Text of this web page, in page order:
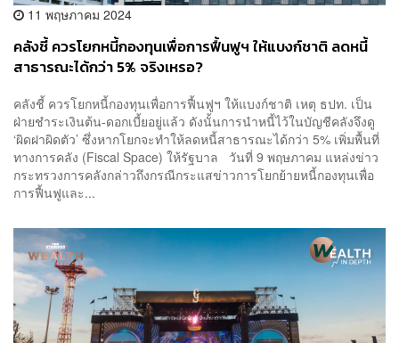
11 พฤษภาคม 2024
คลังชี้ ควรโยกหนี้กองทุนเพื่อการฟื้นฟูฯ ให้แบงก์ชาติ ลดหนี้
สาธารณะได้กว่า 5% จริงเหรอ?
คลังชี้ ควรโยกหนี้กองทุนเพื่อการฟื้นฟูฯ ให้แบงก์ชาติ เหตุ ธปท. เป็น
ฝ่ายชำระเงินต้น-ดอกเบี้ยอยู่แล้ว ดังนั้นการนำหนี้ไว้ในบัญชีคลังจึงดู
‘ผิดฝาผิดตัว’ ซึ่งหากโยกจะทำให้ลดหนี้สาธารณะได้กว่า 5% เพิ่มพื้นที่
ทางการคลัง (Fiscal Space) ให้รัฐบาล วันที่ 9 พฤษภาคม แหล่งข่าว
กระทรวงการคลังกล่าวถึงกรณีกระแสข่าวการโยกย้ายหนี้กองทุนเพื่อ
การฟื้นฟูและ...